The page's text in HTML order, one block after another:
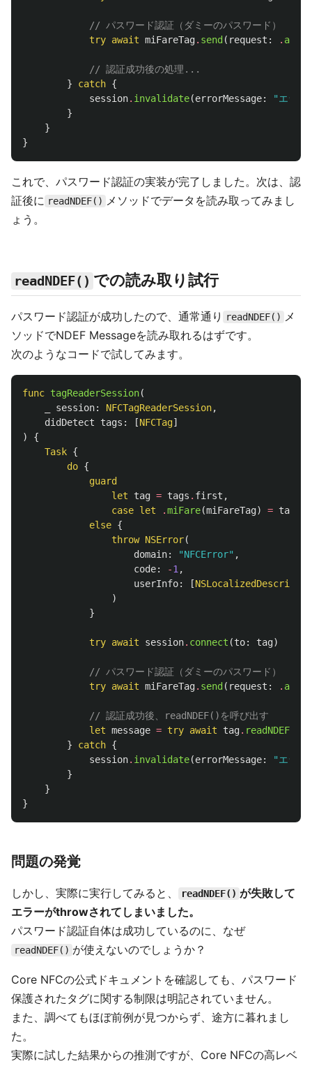
// パスワード認証（ダミーのパスワード）
try await miFareTag. send ( request : .
// 認証成功後の処理...
}
catch {
session. invalidate(errorMessage:
"エラー
}
}
}
これで、パスワード認証の実装が完了しました。次は、認
証後に readNDEF() メソッドでデータを読み取ってみまし
ょう。
readNDEF() での読み取り試行
パスワード認証が成功したので、通常通り readNDEF() メ
ソッドでNDEF Messageを読み取れるはずです。
次のようなコードで試してみます。
func tagReaderSession(
session: NFCTagReaderSession,
didDetect
tags : [NFCTag]
)
{
Task {
do {
guard
let
tag = tags . first ,
case let .miFare(miFareTag) = tag
else {
throw NSError(
domain: "NFCError" ,
code: -1 ,
userInfo: [
)
}
try await session. connect (to: tag)
// パスワード認証（ダミーのパスワード）
try await miFareTag. send ( request : .
// 認証成功後、readNDEF()を呼び出す
let message = try await tag. readNDEF
}
catch {
session. invalidate(errorMessage:
"エラー
}
}
}
問題の発覚
しかし、実際に実行してみると、 readNDEF() が失敗して
エラーがthrowされてしまいました。
パスワード認証自体は成功しているのに、なぜ
readNDEF() が使えないのでしょうか？
Core NFCの公式ドキュメントを確認しても、パスワード
保護されたタグに関する制限は明記されていません。
また、調べてもほぼ前例が見つからず、途方に暮れまし
た。
実際に試した結果からの推測ですが、Core NFCの高レベ